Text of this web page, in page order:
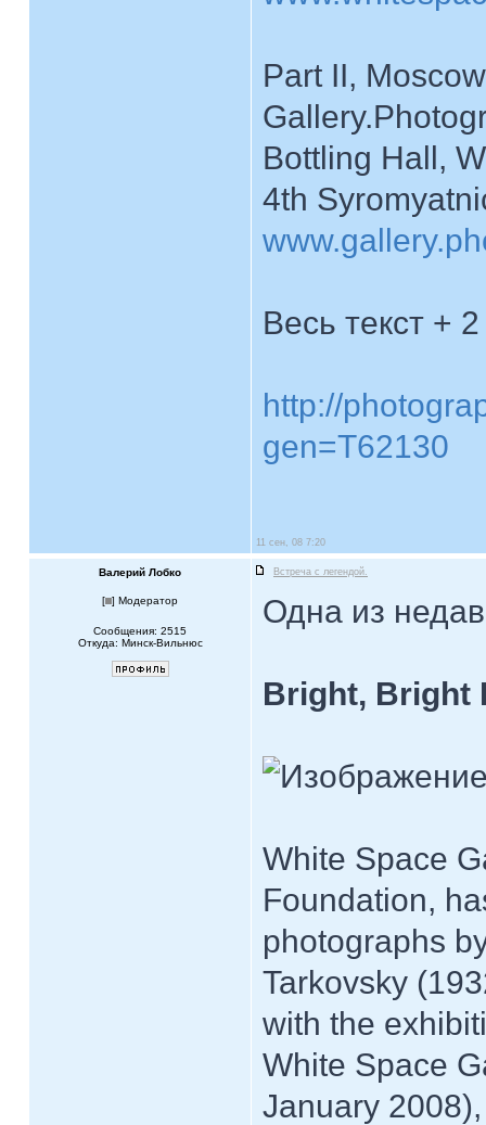
Part II,
Bottling Hall,
4th
Весь текст +
http://
gen=T62130
11 сен, 08 7:20
Валерий Лобко Встреча с легендой.
[ ] Модератор
Сообщения: 2515
Откуда: Минск-Вильнюс
Одна из
Bright, Bright
White Space
Foundation,
photographs
Tarkovsky
with the
White Space
January